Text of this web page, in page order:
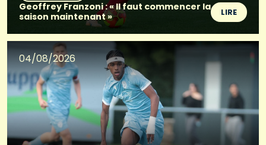
Geoffrey Franzoni : « Il faut commencer la
saison maintenant »
LIRE
04/08/2026